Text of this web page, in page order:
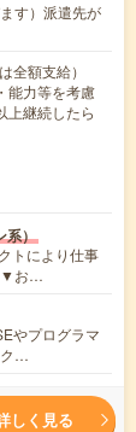
す）派遣先が
全額支給）
能力等を考慮
上継続したら
系）
トにより仕事
▼お…
やプログラマ
ク…
しく見る